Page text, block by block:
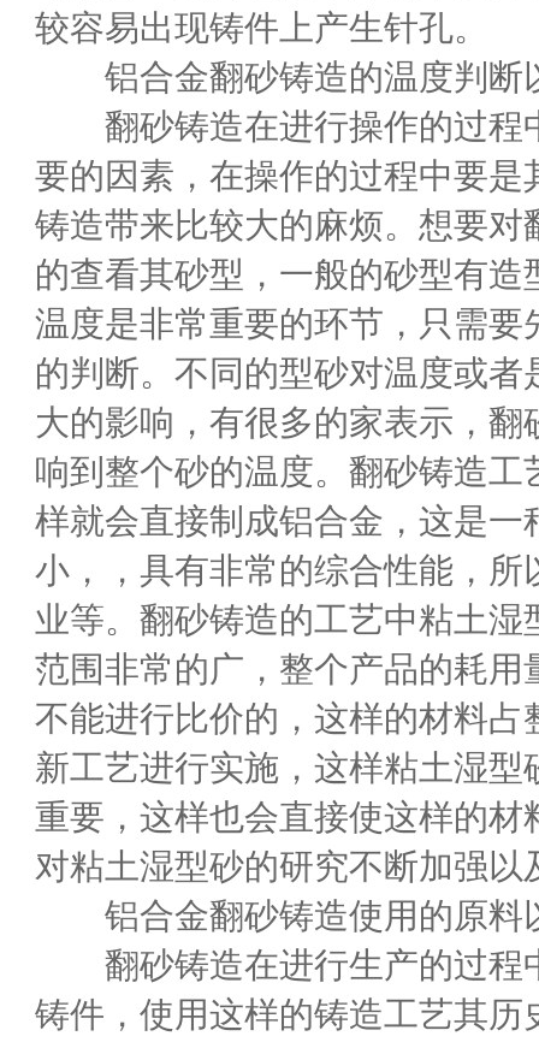
较容易出现铸件上产生针孔。
铝合金翻砂铸造的温度判断
翻砂铸造在进行操作的过程
要的因素，在操作的过程中要
铸造带来比较大的麻烦。想要
的查看其砂型，一般的砂型有
温度是非常重要的环节，只需
的判断。不同的型砂对温度或
大的影响，有很多的家表示，
响到整个砂的温度。翻砂铸造
样就会直接制成铝合金，这是
小，，具有非常的综合性能，
业等。翻砂铸造的工艺中粘土
范围非常的广，整个产品的耗
不能进行比价的，这样的材料
新工艺进行实施，这样粘土湿
重要，这样也会直接使这样的
对粘土湿型砂的研究不断加强以
铝合金翻砂铸造使用的原料
翻砂铸造在进行生产的过程
铸件，使用这样的铸造工艺其